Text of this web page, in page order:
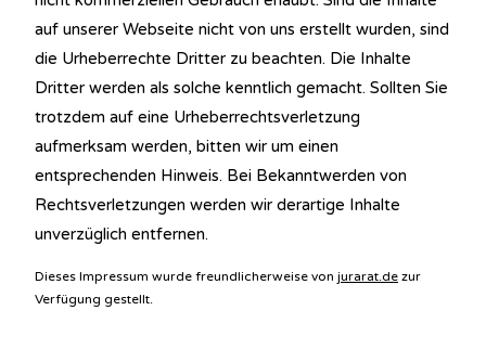
auf unserer Webseite nicht von uns erstellt wurden, sind
die Urheberrechte Dritter zu beachten. Die Inhalte
Dritter werden als solche kenntlich gemacht. Sollten Sie
trotzdem auf eine Urheberrechtsverletzung
aufmerksam werden, bitten wir um einen
entsprechenden Hinweis. Bei Bekanntwerden von
Rechtsverletzungen werden wir derartige Inhalte
unverzüglich entfernen.
Dieses Impressum wurde freundlicherweise von jurarat.de zur
Verfügung gestellt.